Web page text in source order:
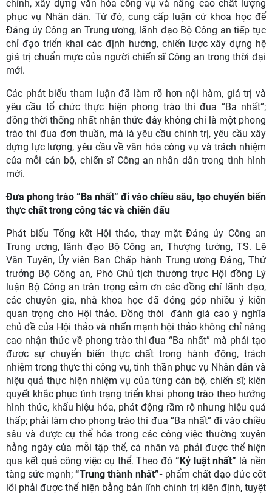
chính, xây dựng văn hóa công vụ và nâng cao chất lượng
phục vụ Nhân dân. Từ đó, cung cấp luận cứ khoa học để
Đảng ủy Công an Trung ương, lãnh đạo Bộ Công an tiếp tục
chỉ đạo triển khai các định hướng, chiến lược xây dựng hệ
giá trị chuẩn mực của người chiến sĩ Công an trong thời đại
mới.
Các phát biểu tham luận đã làm rõ hơn nội hàm, giá trị và
yêu cầu tổ chức thực hiện phong trào thi đua “Ba nhất”;
đồng thời thống nhất nhận thức đây không chỉ là một phong
trào thi đua đơn thuần, mà là yêu cầu chính trị, yêu cầu xây
dựng lực lượng, yêu cầu về văn hóa công vụ và trách nhiệm
của mỗi cán bộ, chiến sĩ Công an nhân dân trong tình hình
mới.
Đưa phong trào “Ba nhất” đi vào chiều sâu, tạo chuyển biến
thực chất trong công tác và chiến đấu
Phát biểu Tổng kết Hội thảo, thay mặt Đảng ủy Công an
Trung ương, lãnh đạo Bộ Công an, Thượng tướng, TS. Lê
Văn Tuyến, Ủy viên Ban Chấp hành Trung ương Đảng, Thứ
trưởng Bộ Công an, Phó Chủ tịch thường trực Hội đồng Lý
luận Bộ Công an trân trọng cảm ơn các đồng chí lãnh đạo,
các chuyên gia, nhà khoa học đã đóng góp nhiều ý kiến
quan trọng cho Hội thảo. Đồng thời đánh giá cao ý nghĩa
chủ đề của Hội thảo và nhấn mạnh hội thảo không chỉ nâng
cao nhận thức về phong trào thi đua “Ba nhất” mà phải tạo
được sự chuyển biến thực chất trong hành động, trách
nhiệm trong thực thi công vụ, tinh thần phục vụ Nhân dân và
hiệu quả thực hiện nhiệm vụ của từng cán bộ, chiến sĩ; kiên
quyết khắc phục tình trạng triển khai phong trào theo hướng
hình thức, khẩu hiệu hóa, phát động rầm rộ nhưng hiệu quả
thấp; phải làm cho phong trào thi đua “Ba nhất” đi vào chiều
sâu và được cụ thể hóa trong các công việc thường xuyên
hằng ngày của mỗi tập thể, cá nhân và phải được thể hiện
qua kết quả công việc cụ thể. Theo đó “Kỷ luật nhất” là nền
tàng sức mạnh;“Trung thành nhất”-phẩm chất đạo đức cốt
lõi phải được thể hiện bằng bản lĩnh chính trị kiên định, tuyệt